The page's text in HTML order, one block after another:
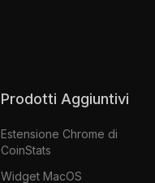
Prodotti Aggiuntivi
Estensione Chrome di
CoinStats
Widget MacOS